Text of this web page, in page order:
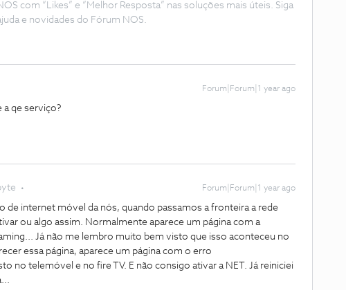
com “Likes” e “Melhor Resposta” nas soluções mais úteis. Siga
e novidades do Fórum NOS.
Forum|Forum|1 year ago
a qe serviço?
Forum|Forum|1 year ago
de internet móvel da nós, quando passamos a fronteira a rede
ou algo assim. Normalmente aparece um página com a
Já não me lembro muito bem visto que isso aconteceu no
essa página, aparece um página com o erro
no telemóvel e no fire TV. E não consigo ativar a NET. Já reiniciei